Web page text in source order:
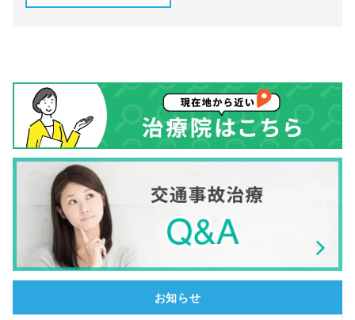
お知らせ